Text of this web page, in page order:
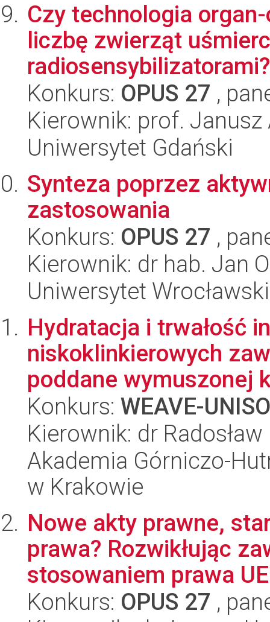
Czy technologia
liczbę zwierząt
Konkurs: OPUS 27 ,
Kierownik: prof. Janusz
Uniwersytet Gdański
Synteza poprzez
zastosowania
Konkurs: OPUS 27 ,
Kierownik: dr hab. Jan
Uniwersytet Wrocławski
Hydratacja i trwałość
niskoklinkierowych
poddane wymuszonej
Konkurs: WEAVE-
Kierownik: dr
Akademia Górniczo-
w Krakowie
Nowe akty prawne,
prawa? Rozwikłując
stosowaniem prawa
Konkurs: OPUS 27 ,